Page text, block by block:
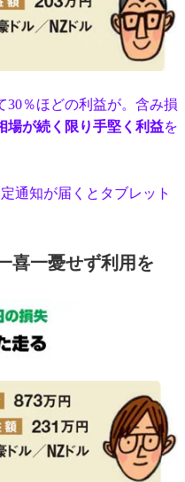
％ほどの利益が。含み損
場が続く限り手堅く利益を
通知が届くとタブレット
喜一憂せず利用を